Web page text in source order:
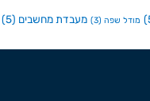
מודל שפה (3) מעבדת מחשבים (5)